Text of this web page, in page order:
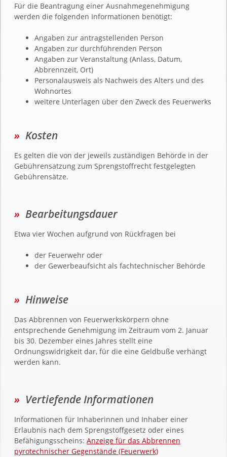
Für die Beantragung einer Ausnahmegenehmigung
werden die folgenden Informationen benötigt:
Angaben zur antragstellenden Person
Angaben zur durchführenden Person
Angaben zur Veranstaltung (Anlass, Datum,
Abbrennzeit, Ort)
Personalausweis als Nachweis des Alters und des
Wohnortes
weitere Unterlagen über den Zweck des Feuerwerks
Kosten
Es gelten die von der jeweils zuständigen Behörde in der
Gebührensatzung zum Sprengstoffrecht festgelegten
Gebührensätze.
Bearbeitungsdauer
Etwa vier Wochen aufgrund von Rückfragen bei
der Feuerwehr oder
der Gewerbeaufsicht als fachtechnischer Behörde
Hinweise
Das Abbrennen von Feuerwerkskörpern ohne
entsprechende Genehmigung im Zeitraum vom 2. Januar
bis 30. Dezember eines Jahres stellt eine
Ordnungswidrigkeit dar, für die eine Geldbuße verhängt
werden kann.
Vertiefende Informationen
Informationen für Inhaberinnen und Inhaber einer
Erlaubnis nach dem Sprengstoffgesetz oder eines
Befähigungsscheins: Anzeige für das Abbrennen
pyrotechnischer Gegenstände (Feuerwerk)